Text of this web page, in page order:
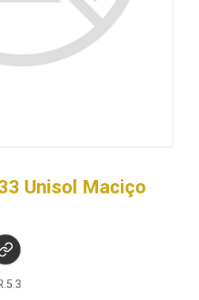
Unisol Maciço